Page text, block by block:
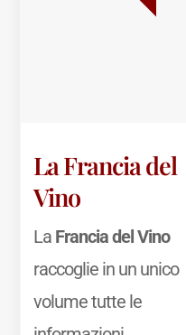
La Francia del
Vino
La Francia del Vino
raccoglie in un unico
volume tutte le